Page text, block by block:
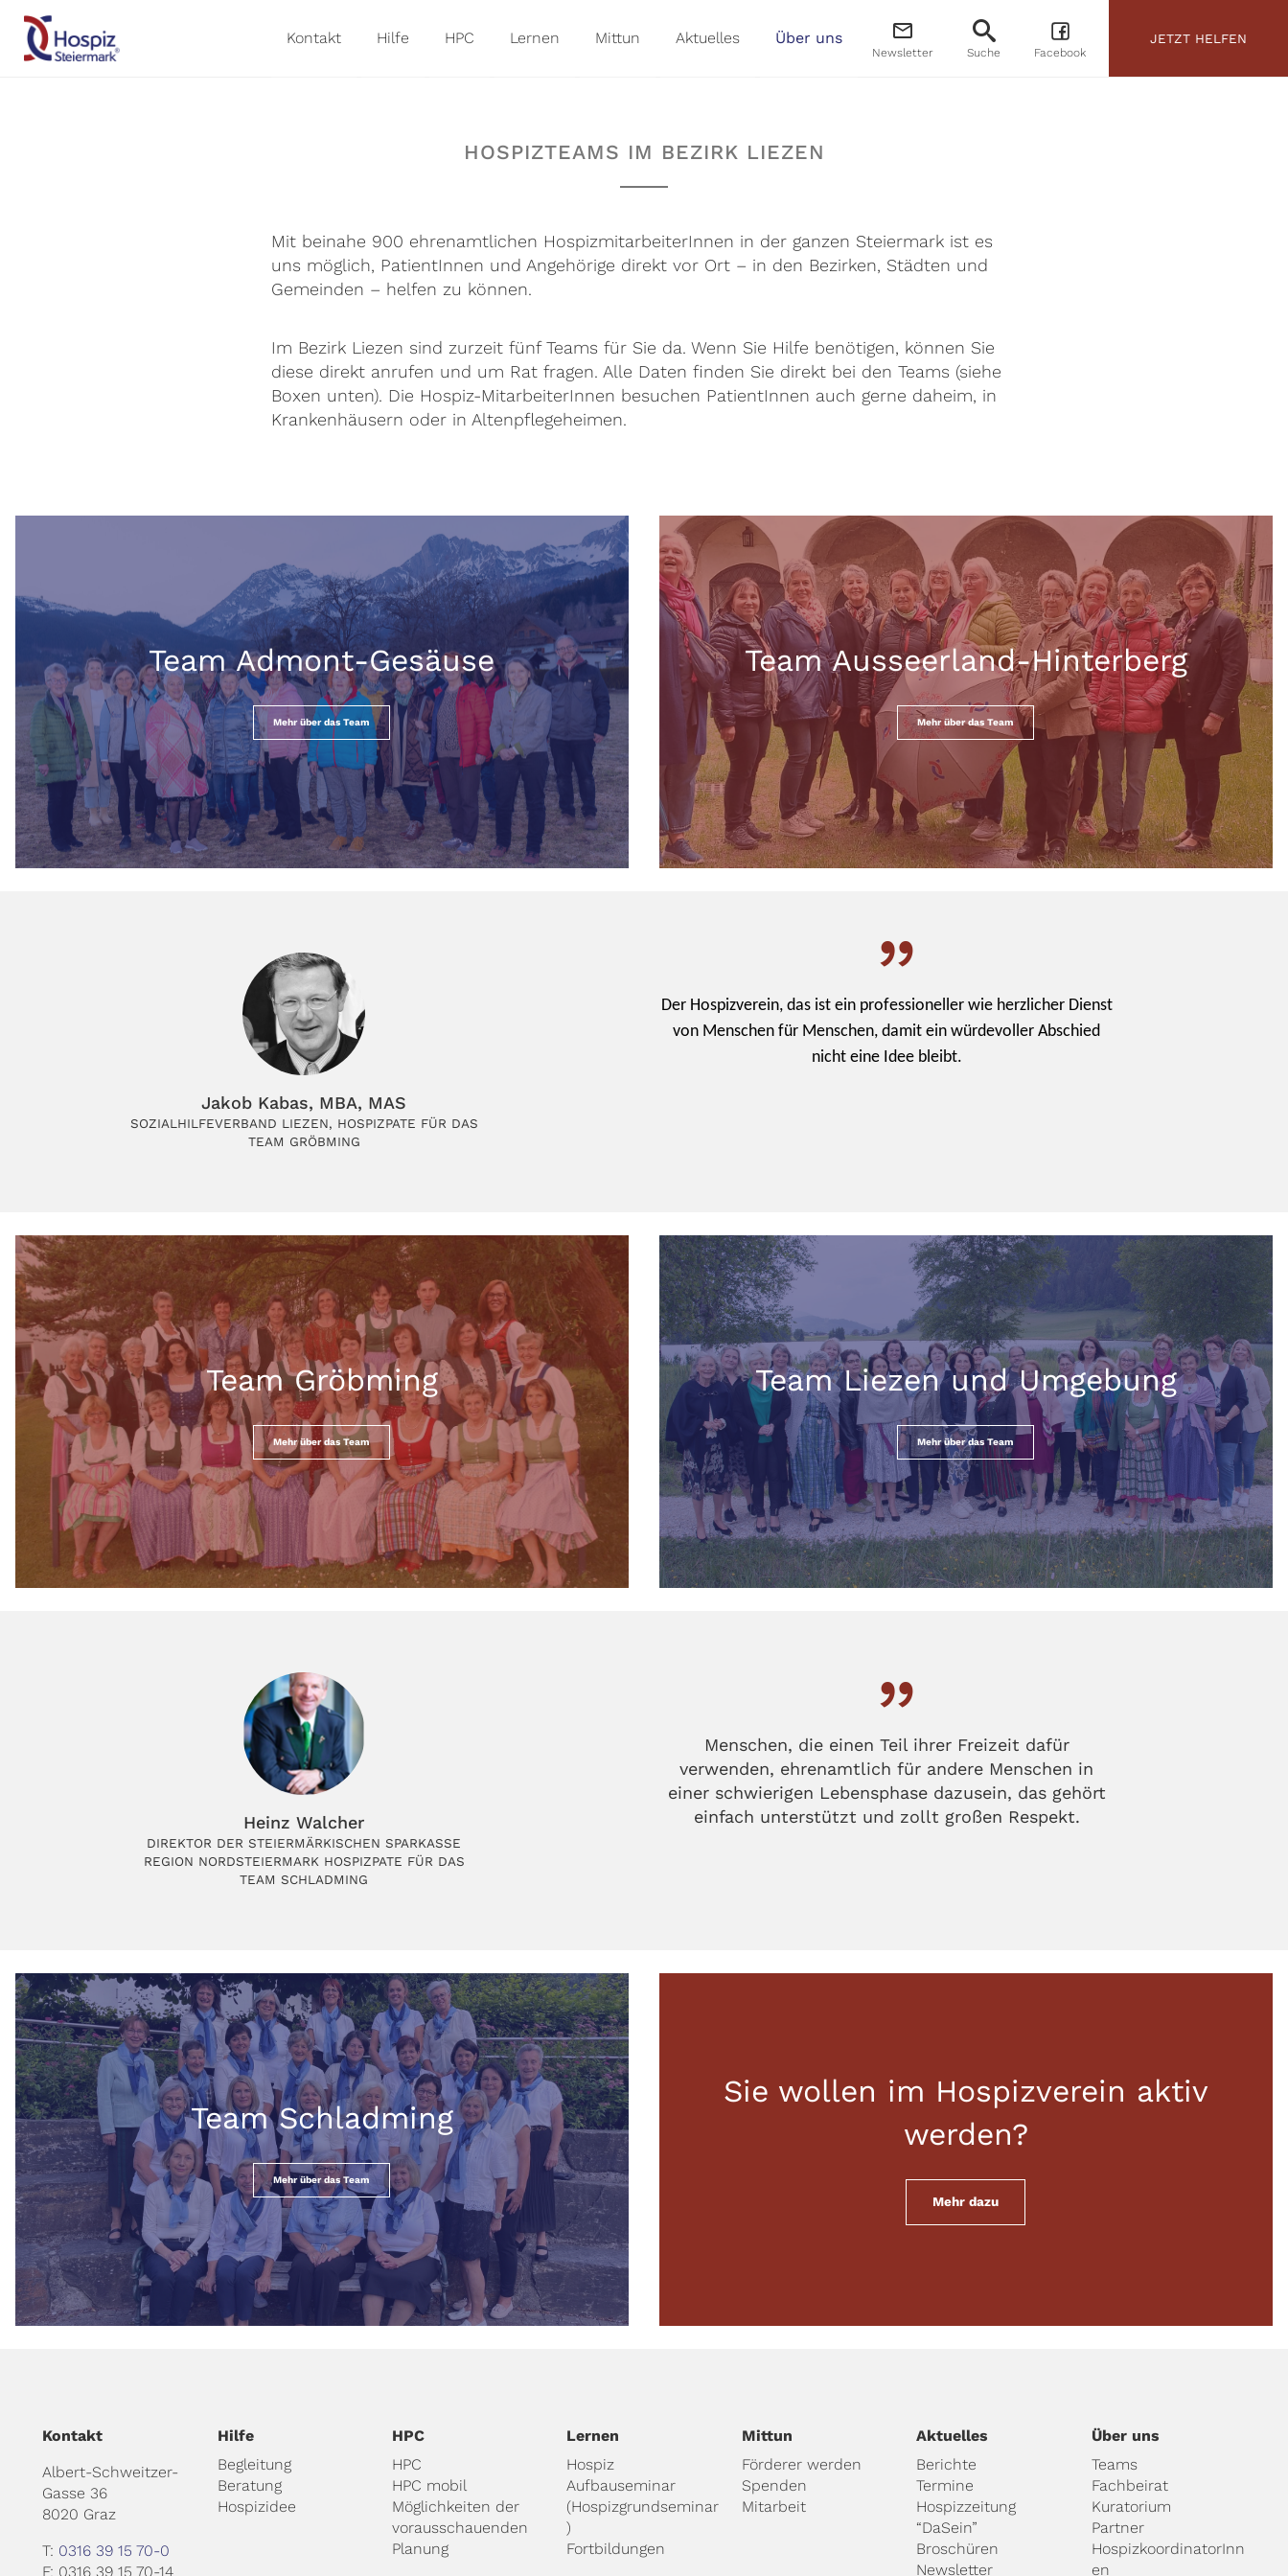
JETZT HELFEN
Facebook
Suche
Newsletter
Kontakt Hilfe HPC Lernen Mittun Aktuelles Über uns
HOSPIZTEAMS IM BEZIRK LIEZEN
Mit beinahe 900 ehrenamtlichen HospizmitarbeiterInnen in der ganzen Steiermark ist es
uns möglich, PatientInnen und Angehörige direkt vor Ort – in den Bezirken, Städten und
Gemeinden – helfen zu können.
Im Bezirk Liezen sind zurzeit fünf Teams für Sie da. Wenn Sie Hilfe benötigen, können Sie
diese direkt anrufen und um Rat fragen. Alle Daten finden Sie direkt bei den Teams (siehe
Boxen unten). Die Hospiz-MitarbeiterInnen besuchen PatientInnen auch gerne daheim, in
Krankenhäusern oder in Altenpflegeheimen.
Team Admont-Gesäuse
Mehr über das Team
Team Ausseerland-Hinterberg
Mehr über das Team
Jakob Kabas, MBA, MAS
SOZIALHILFEVERBAND LIEZEN, HOSPIZPATE FÜR DAS
TEAM GRÖBMING
Der Hospizverein, das ist ein professioneller wie herzlicher Dienst
von Menschen für Menschen, damit ein würdevoller Abschied
nicht eine Idee bleibt.
Team Gröbming
Mehr über das Team
Team Liezen und Umgebung
Mehr über das Team
Heinz Walcher
DIREKTOR DER STEIERMÄRKISCHEN SPARKASSE
REGION NORDSTEIERMARK HOSPIZPATE FÜR DAS
TEAM SCHLADMING
Menschen, die einen Teil ihrer Freizeit dafür
verwenden, ehrenamtlich für andere Menschen in
einer schwierigen Lebensphase dazusein, das gehört
einfach unterstützt und zollt großen Respekt.
Team Schladming
Mehr über das Team
Sie wollen im Hospizverein aktiv
werden?
Mehr dazu
Kontakt
Albert-Schweitzer-
Gasse 36
8020 Graz
T: 0316 39 15 70-0
F: 0316 39 15 70-14
Hilfe
Begleitung
Beratung
Hospizidee
HPC
HPC
HPC mobil
Möglichkeiten der
vorausschauenden
Planung
Lernen
Hospiz
Aufbauseminar
(Hospizgrundseminar
)
Fortbildungen
Mittun
Förderer werden
Spenden
Mitarbeit
Aktuelles
Berichte
Termine
Hospizzeitung
“DaSein”
Broschüren
Newsletter
Über uns
Teams
Fachbeirat
Kuratorium
Partner
HospizkoordinatorInn
en